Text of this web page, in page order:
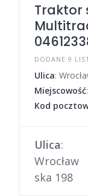
Traktor
DODANE 9
Ulica:
Miejscowość
Kod
Ulica:
Wrocław
ska 198